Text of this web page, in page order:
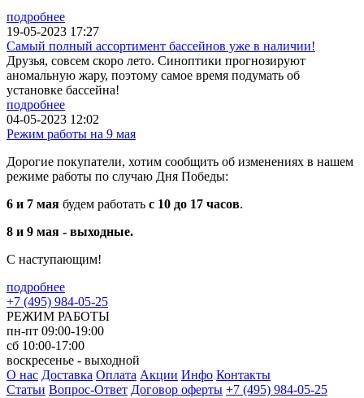
подробнее
19-05-2023 17:27
Самый полный ассортимент бассейнов уже в наличии!
Друзья, совсем скоро лето. Синоптики прогнозируют
аномальную жару, поэтому самое время подумать об
установке бассейна!
подробнее
04-05-2023 12:02
Режим работы на 9 мая
Дорогие покупатели, хотим сообщить об изменениях в нашем
режиме работы по случаю Дня Победы:
6 и 7 мая будем работать с 10 до 17 часов.
8 и 9 мая - выходные.
С наступающим!
подробнее
+7 (495) 984-05-25
РЕЖИМ РАБОТЫ
пн-пт 09:00-19:00
сб 10:00-17:00
воскресенье - выходной
О нас Доставка Оплата Акции Инфо Контакты
Статьи Вопрос-Ответ Договор оферты +7 (495) 984-05-25